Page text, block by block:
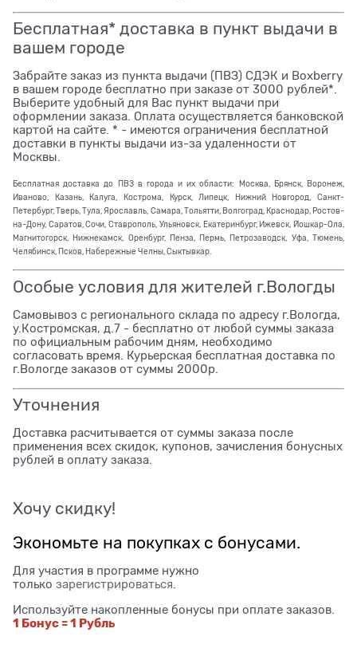
Бесплатная* доставка в пункт выдачи в
вашем городе
Забрайте заказ из пункта выдачи (ПВЗ) СДЭК и Boxberry
в вашем городе бесплатно при заказе от 3000 рублей*.
Выберите удобный для Вас пункт выдачи при
оформлении заказа. Оплата осуществляется банковской
картой на сайте. * - имеются ограничения бесплатной
доставки в пункты выдачи из-за удаленности от
Москвы.
Бесплатная доставка до ПВЗ в города и их области: Москва, Брянск, Воронеж,
Иваново, Казань, Калуга, Кострома, Курск, Липецк, Нижний Новгород, Санкт-
Петербург, Тверь, Тула, Ярославль, Самара, Тольятти, Волгоград, Краснодар, Ростов-
на-Дону, Саратов, Сочи, Ставрополь, Ульяновск, Екатеринбург, Ижевск, Йошкар-Ола,
Магнитогорск, Нижнекамск, Оренбург, Пенза, Пермь, Петрозаводск, Уфа, Тюмень,
Челябинск, Псков, Набережные Челны, Сыктывкар.
Особые условия для жителей г.Вологды
Самовывоз с регионального склада по адресу г.Вологда,
у.Костромская, д.7 - бесплатно от любой суммы заказа
по официальным рабочим дням, необходимо
согласовать время. Курьерская бесплатная доставка по
г.Вологде заказов от суммы 2000р.
Уточнения
Доставка расчитывается от суммы заказа после
применения всех скидок, купонов, зачисления бонусных
рублей в оплату заказа.
Хочу скидку!
Экономьте на покупках с бонусами.
Для участия в программе нужно
только зарегистрироваться.
Используйте накопленные бонусы при оплате заказов.
1 Бонус = 1 Рубль